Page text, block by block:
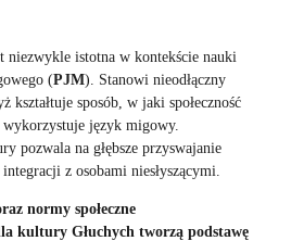
niezwykle istotna w kontekście nauki
(PJM). Stanowi nieodłączny
kształtuje sposób, w jaki społeczność
wykorzystuje język migowy.
pozwala na głębsze przyswajanie
z osobami niesłyszącymi.
normy społeczne
kultury Głuchych tworzą podstawę